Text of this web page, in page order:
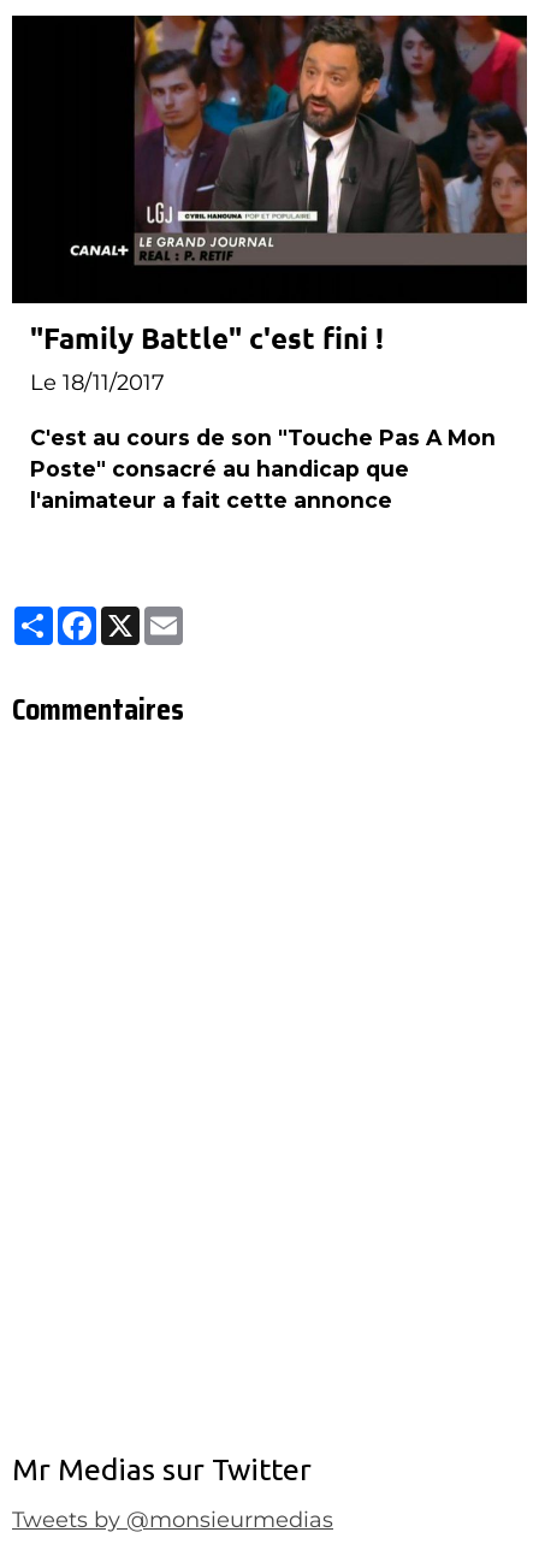
"Family Battle" c'est fini !
Le 18/11/2017
C'est au cours de son "Touche Pas A Mon
Poste" consacré au handicap que
l'animateur a fait cette annonce
Partager
Facebook
X
Commentaires
Mr Medias sur Twitter
Tweets by @monsieurmedias